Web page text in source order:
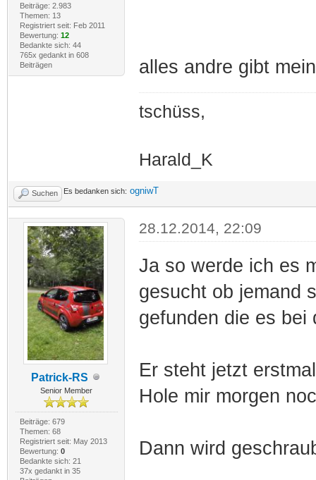
Beiträge: 2.983
Themen: 13
Registriert seit: Feb 2011
Bewertung: 12
Bedankte sich: 44
765x gedankt in 608
Beiträgen
alles andre gibt
tschüss,
Harald_K
Suchen Es bedanken sich: ogniwT
Patrick-RS
Senior Member
Beiträge: 679
Themen: 68
Registriert seit: May 2013
Bewertung: 0
Bedankte sich: 21
37x gedankt in 35
28.12.2014, 22:09
Ja so werde ich es
gesucht ob jemand
gefunden die es bei
Er steht jetzt
Hole mir morgen
Dann wird